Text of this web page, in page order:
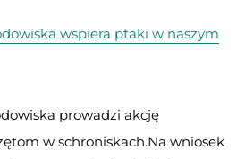
wspiera ptaki w naszym
prowadzi akcję
w schroniskach.Na wniosek